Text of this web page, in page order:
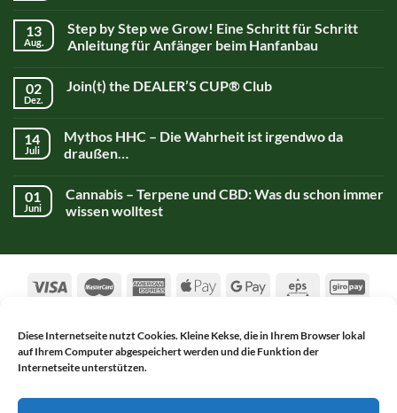
Diese Internetseite nutzt Cookies. Kleine Kekse, die in Ihrem Browser lokal
auf Ihrem Computer abgespeichert werden und die Funktion der
Internetseite unterstützen.
13
Aug.
Step by Step we Grow! Eine Schritt für Schritt
Anleitung für Anfänger beim Hanfanbau
02
Dez.
Join(t) the DEALER’S CUP® Club
14
Juli
Mythos HHC – Die Wahrheit ist irgendwo da
draußen…
01
Juni
Cannabis – Terpene und CBD: Was du schon immer
wissen wolltest
AGB
DATENSCHUTZERKLÄRUNG